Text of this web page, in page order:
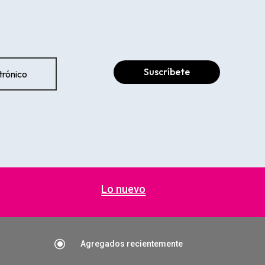
Suscríbete
Lo nuevo
\ Agregados recientemente